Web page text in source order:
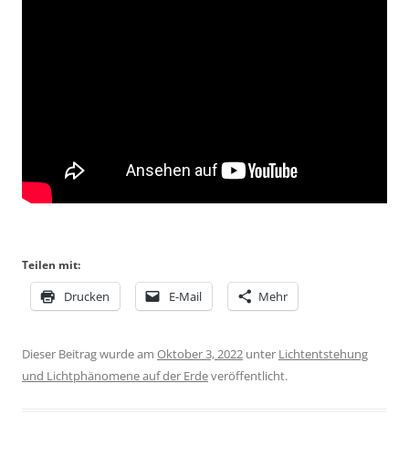
Teilen mit:
Drucken E-Mail Mehr
Dieser Beitrag wurde am Oktober 3, 2022 unter Lichtentstehung
und Lichtphänomene auf der Erdeveröffentlicht.